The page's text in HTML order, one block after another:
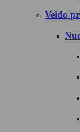
Veido